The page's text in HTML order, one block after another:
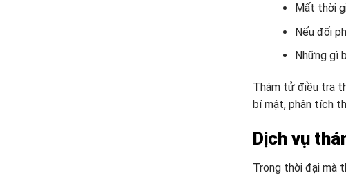
Mất thời
Nếu đối
Những gì
Thám tử điều tra
bí mật, phân tích
Dịch vụ
Trong thời đại mà